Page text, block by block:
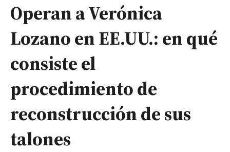
Operan a Verónica
Lozano en EE.UU.: en qué
consiste el
procedimiento de
reconstrucción de sus
talones